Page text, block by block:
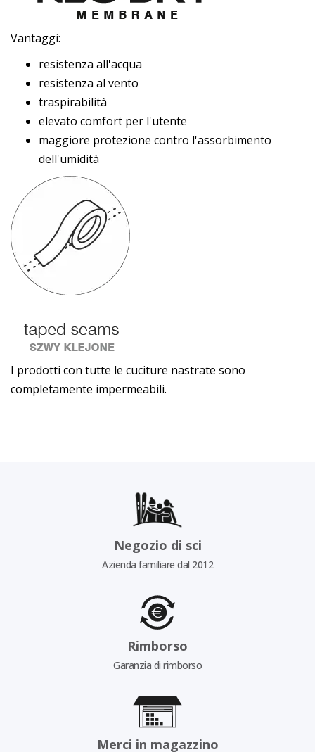
Vantaggi:
resistenza all'acqua
resistenza al vento
traspirabilità
elevato comfort per l'utente
maggiore protezione contro l'assorbimento
dell'umidità
I prodotti con tutte le cuciture nastrate sono
completamente impermeabili.
Negozio di sci
Azienda familiare dal 2012
Rimborso
Garanzia di rimborso
Merci in magazzino